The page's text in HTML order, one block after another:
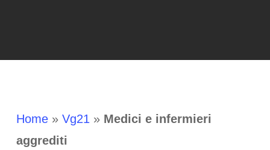
Home» Vg21 » Medici e infermieri
aggrediti